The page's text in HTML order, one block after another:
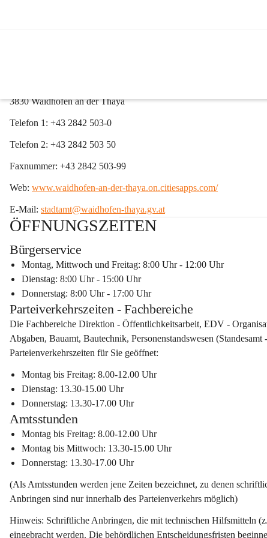
3830 Waidhofen an der Thaya
Telefon 1: +43 2842 503-0
Telefon 2: +43 2842 503 50
Faxnummer: +43 2842 503-99
Web: www.waidhofen-an-der-thaya.on.citiesapps.com/
E-Mail: stadtamt@waidhofen-thaya.gv.at
ÖFFNUNGSZEITEN
Bürgerservice
Montag, Mittwoch und Freitag: 8:00 Uhr - 12:00 Uhr
Dienstag: 8:00 Uhr - 15:00 Uhr
Donnerstag: 8:00 Uhr - 17:00 Uhr
Parteiverkehrszeiten - Fachbereiche
Die Fachbereiche Direktion - Öffentlichkeitsarbeit, EDV -
Abgaben, Bauamt, Bautechnik, Personenstandswesen
Parteienverkehrszeiten für Sie geöffnet:
Montag bis Freitag: 8.00-12.00 Uhr
Dienstag: 13.30-15.00 Uhr
Donnerstag: 13.30-17.00 Uhr
Amtsstunden
Montag bis Freitag: 8.00-12.00 Uhr
Montag bis Mittwoch: 13.30-15.00 Uhr
Donnerstag: 13.30-17.00 Uhr
(Als Amtsstunden werden jene Zeiten bezeichnet, zu denen
Anbringen sind nur innerhalb des Parteienverkehrs möglich)
Hinweis: Schriftliche Anbringen, die mit technischen Hilfsmitteln
eingebracht werden. Die behördlichen Entscheidungsfristen